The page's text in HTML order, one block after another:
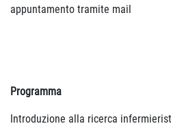
appuntamento tramite mail
Programma
Introduzione alla ricerca